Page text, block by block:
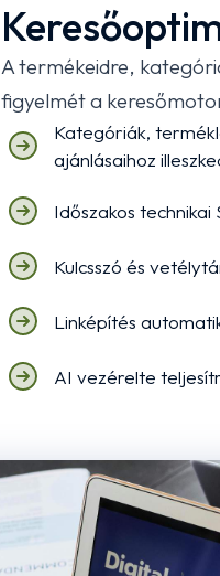
A termékeidre,
figyelmét a
Kategóriák,
ajánlásaihoz
Időszakos
Kulcsszó és
Linképítés
AI vezérelte